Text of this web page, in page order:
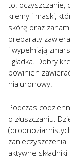
to: oczyszczanie,
kremy i maski,
skórę oraz
preparaty
i wypełniają
i gładka. Dobry
powinien
hialuronowy.
Podczas
o złuszczaniu.
aktywne